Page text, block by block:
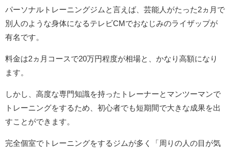
パーソナルトレーニングジムと言えば、芸能人がたった2ヵ月で
別人のような身体になるテレビCMでおなじみのライザップが
有名です。
料金は2ヵ月コースで20万円程度が相場と、かなり高額になり
ます。
しかし、高度な専門知識を持ったトレーナーとマンツーマンで
トレーニングをするため、初心者でも短期間で大きな成果を出
すことができます。
完全個室でトレーニングをするジムが多く「周りの人の目が気